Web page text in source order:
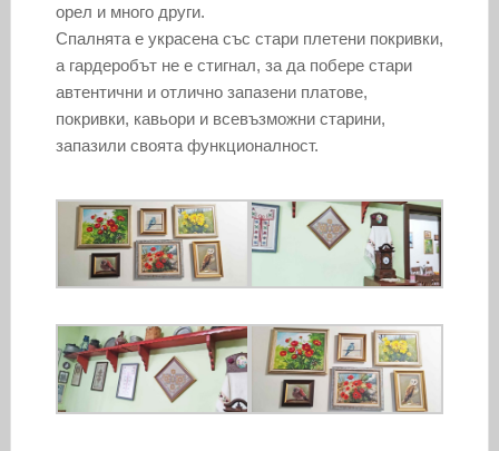
орел и много други.
Спалнята е украсена със стари плетени покривки,
а гардеробът не е стигнал, за да побере стари
автентични и отлично запазени платове,
покривки, кавьори и всевъзможни старини,
запазили своята функционалност.